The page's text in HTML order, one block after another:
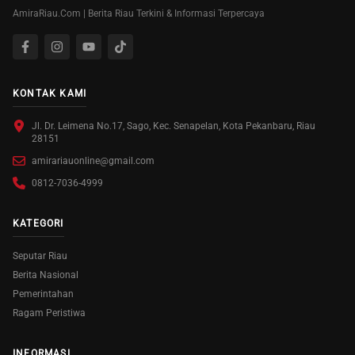
AmiraRiau.Com | Berita Riau Terkini & Informasi Terpercaya
KONTAK KAMI
Jl. Dr. Leimena No.17, Sago, Kec. Senapelan, Kota Pekanbaru, Riau
28151
amirariauonline@gmail.com
0812-7036-4999
KATEGORI
Seputar Riau
Berita Nasional
Pemerintahan
Ragam Peristiwa